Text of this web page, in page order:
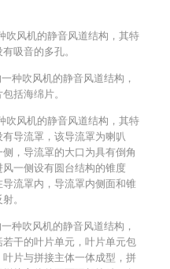
吹风机的静音风道结构，其特
吸音的多孔。
种吹风机的静音风道结构，
括海绵片。
吹风机的静音风道结构，其特
导流罩，该导流罩为喇叭
，导流罩的大口为具有倒角
一侧设有圆台结构的锥度
流罩内，导流罩内侧面和锥
。
种吹风机的静音风道结构，
干的叶片单元，叶片单元包
片与拼接主体一体成型，拼